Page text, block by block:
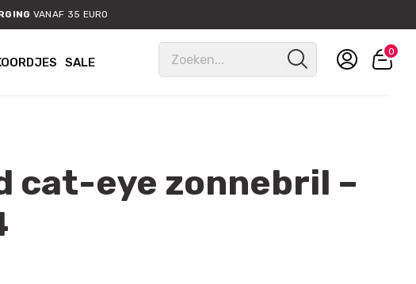
VANAF 35 EURO
SALE
0
cat-eye zonnebril –